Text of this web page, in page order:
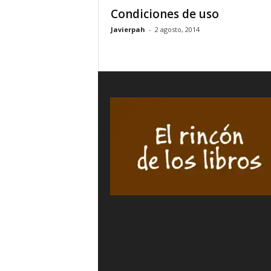
Condiciones de uso
Javierpah - 2 agosto, 2014